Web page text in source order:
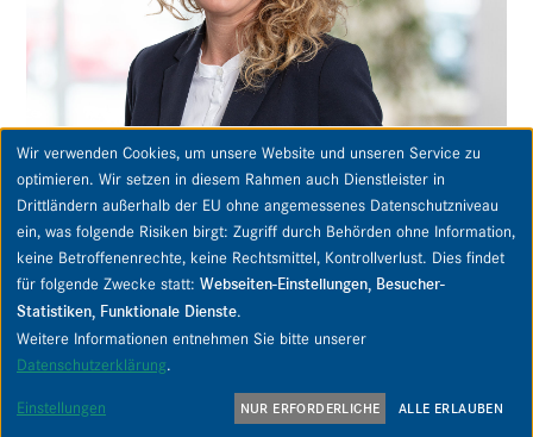
IMMO­BI­LI­EN­KAUF­FRAU
Rebecca
T: 040 / 40 11 33 6–34
Wir verwenden Cookies, um unsere Website und unseren Service zu
optimieren. Wir setzen in diesem Rahmen auch Dienstleister in
Drittländern außerhalb der EU ohne angemessenes Datenschutzniveau
ein, was folgende Risiken birgt: Zugriff durch Behörden ohne Information,
keine Betroffenenrechte, keine Rechtsmittel, Kontrollverlust. Dies findet
für folgende Zwecke statt: Webseiten-Einstellungen, Besucher-
Statistiken, Funktionale Dienste.
Weitere Informationen entnehmen Sie bitte unserer
Datenschutzerklärung.
Einstellungen NUR ERFORDERLICHE ALLE ERLAUBEN